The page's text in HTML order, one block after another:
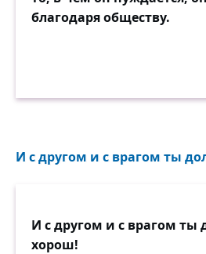
благодаря обществу.
И с другом и с врагом ты
И с другом и с врагом ты
хорош!